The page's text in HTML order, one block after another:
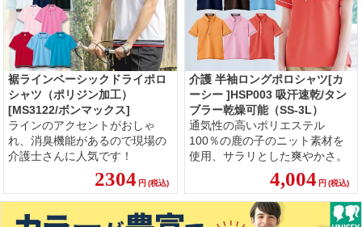
裾ラインベーシックドライポロ
シャツ（ポリジン加工）
[MS3122/ボンマックス]
ラインのアクセントがおしゃ
れ、消臭機能があるので現場の
介護士さんに人気です！
2304 円 (税込)
介護 半袖ロングポロシャツ[カ
ーシー ]HSP003 吸汗速乾/タン
ブラー乾燥可能（SS-3L）
通気性の高いポリエステル
100％の鹿の子のニット素材を
使用、サラリとした爽やかさ。
4,004 円 (税込)